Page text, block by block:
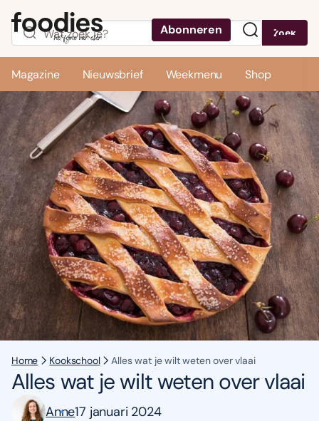
Abonneren Zoek
Magazine Nieuwsbrief Weekmenu Shop
Home Kookschool Alles wat je wilt weten over vlaai
Alles wat je wilt weten over vlaai
Anne17 januari 2024